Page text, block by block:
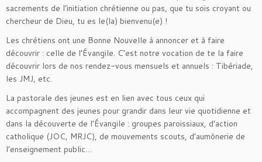
sacrements de l’initiation chrétienne ou pas, que tu sois croyant ou
chercheur de Dieu, tu es le(la) bienvenu(e) !
Les chrétiens ont une Bonne Nouvelle à annoncer et à faire
découvrir : celle de l’Évangile. C’est notre vocation de te la faire
découvrir lors de nos rendez-vous mensuels et annuels : Tibériade,
les JMJ, etc.
La pastorale des jeunes est en lien avec tous ceux qui
accompagnent des jeunes pour grandir dans leur vie quotidienne et
dans la découverte de l’Évangile : groupes paroissiaux, d’action
catholique (JOC, MRJC), de mouvements scouts, d’aumônerie de
l’enseignement public…